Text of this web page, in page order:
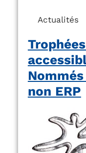
Actualités
non ERP